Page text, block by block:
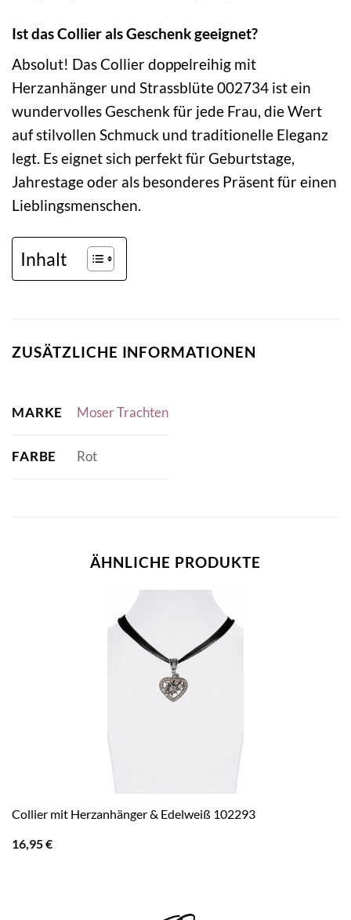
Ist das Collier als Geschenk geeignet?
Absolut! Das Collier doppelreihig mit
Herzanhänger und Strassblüte 002734 ist ein
wundervolles Geschenk für jede Frau, die Wert
auf stilvollen Schmuck und traditionelle Eleganz
legt. Es eignet sich perfekt für Geburtstage,
Jahrestage oder als besonderes Präsent für einen
Lieblingsmenschen.
Inhalt
ZUSÄTZLICHE INFORMATIONEN
MARKE Moser Trachten
FARBE Rot
ÄHNLICHE PRODUKTE
Collier mit Herzanhänger & Edelweiß 102293
16,95€